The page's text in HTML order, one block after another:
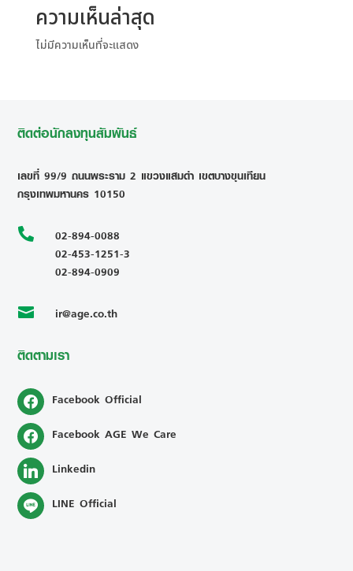
ความเห็นล่าสุด
ไม่มีความเห็นที่จะแสดง
ติดต่อนักลงทุนสัมพันธ์
เลขที่ 99/9 ถนนพระราม 2 แขวงแสมดำ เขตบางขุนเทียน
กรุงเทพมหานคร 10150

02-894-0088
02-453-1251-3
02-894-0909
 ir@age.co.th
ติดตามเรา
Facebook Official
Facebook AGE We Care
Linkedin
LINE Official